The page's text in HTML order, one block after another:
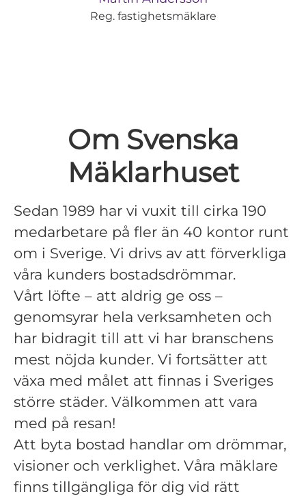
Reg. fastighetsmäklare
Om Svenska
Mäklarhuset
Sedan 1989 har vi vuxit till cirka 190
medarbetare på fler än 40 kontor runt
om i Sverige. Vi drivs av att förverkliga
våra kunders bostadsdrömmar.
Vårt löfte – att aldrig ge oss –
genomsyrar hela verksamheten och
har bidragit till att vi har branschens
mest nöjda kunder. Vi fortsätter att
växa med målet att finnas i Sveriges
större städer. Välkommen att vara
med på resan!
Att byta bostad handlar om drömmar,
visioner och verklighet. Våra mäklare
finns tillgängliga för dig vid rätt